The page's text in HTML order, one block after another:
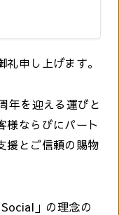
申し上げます。
年を迎える運びと
様ならびにパート
援とご信頼の賜物
」の理念の